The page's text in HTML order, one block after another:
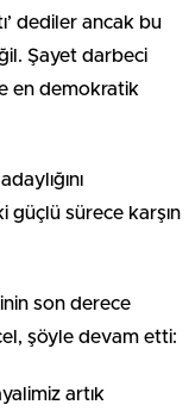
dediler ancak bu
Şayet darbeci
en demokratik
güçlü sürece karşın
son derece
şöyle devam etti:
artık